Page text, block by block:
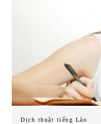
Dịch thuật tiếng Lào